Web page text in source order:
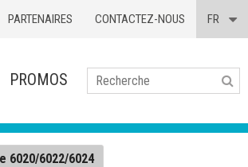
PARTENAIRES FR
CONTACTEZ-NOUS
PROMOS
6020/6022/6024